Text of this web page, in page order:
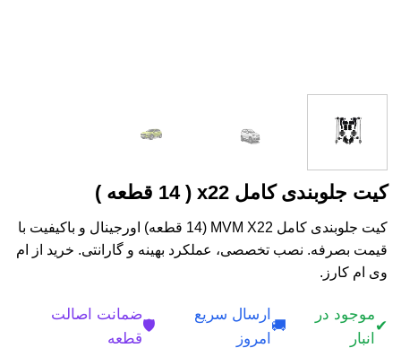
کیت جلوبندی کامل x22 ( 14 قطعه )
کیت جلوبندی کامل MVM X22 (14 قطعه) اورجینال و باکیفیت با
قیمت بصرفه. نصب تخصصی، عملکرد بهینه و گارانتی. خرید از ام
وی ام کارز.
✔
موجود در
انبار
🚚
ارسال سریع
امروز
🛡️
ضمانت اصالت
قطعه